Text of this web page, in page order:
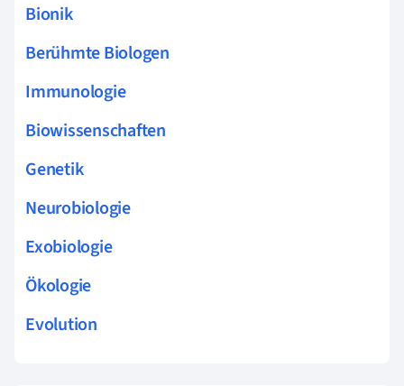
Bionik
Berühmte Biologen
Immunologie
Biowissenschaften
Genetik
Neurobiologie
Exobiologie
Ökologie
Evolution